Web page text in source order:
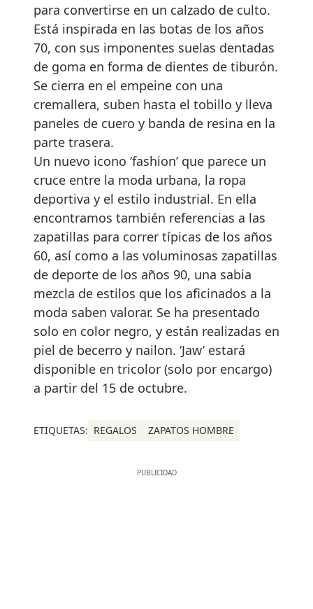
para convertirse en un calzado de culto.
Está inspirada en las botas de los años
70, con sus imponentes suelas dentadas
de goma en forma de dientes de tiburón.
Se cierra en el empeine con una
cremallera, suben hasta el tobillo y lleva
paneles de cuero y banda de resina en la
parte trasera.
Un nuevo icono ‘fashion’ que parece un
cruce entre la moda urbana, la ropa
deportiva y el estilo industrial. En ella
encontramos también referencias a las
zapatillas para correr típicas de los años
60, así como a las voluminosas zapatillas
de deporte de los años 90, una sabia
mezcla de estilos que los aficinados a la
moda saben valorar. Se ha presentado
solo en color negro, y están realizadas en
piel de becerro y nailon. ‘Jaw’ estará
disponible en tricolor (solo por encargo)
a partir del 15 de octubre.
ETIQUETAS: REGALOS ZAPATOS HOMBRE